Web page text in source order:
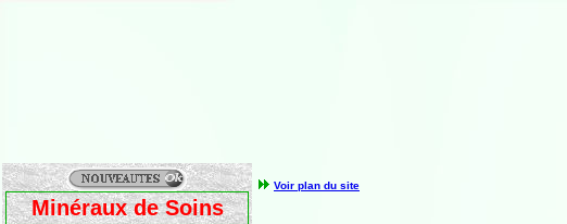
Minéraux de Soins
Voir plan du site